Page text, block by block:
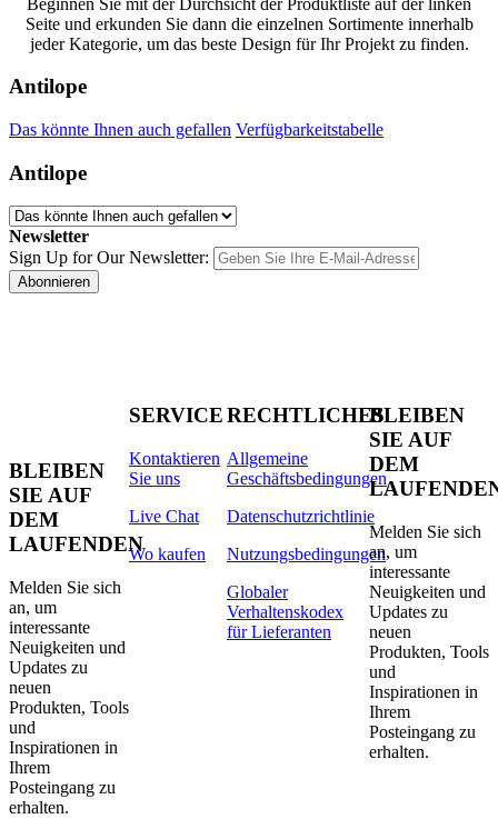
Seite und erkunden Sie dann die einzelnen Sortimente innerhalb
jeder Kategorie, um das beste Design für Ihr Projekt zu finden.
Antilope
Das könnte Ihnen auch gefallen Verfügbarkeitstabelle
Antilope
Newsletter
Sign Up for Our Newsletter:
Abonnieren
BLEIBEN
SIE AUF
DEM
LAUFENDEN
Melden Sie sich
an, um
interessante
Neuigkeiten und
Updates zu
neuen
Produkten, Tools
und
Inspirationen in
Ihrem
Posteingang zu
erhalten.
SERVICE
Kontaktieren
Sie uns
Live Chat
Wo kaufen
RECHTLICHES
Allgemeine
Geschäftsbedingungen
Datenschutzrichtlinie
Nutzungsbedingungen
Globaler
Verhaltenskodex
für Lieferanten
BLEIBEN
SIE AUF
DEM
Melden Sie sich
an, um
interessante
Neuigkeiten und
Updates zu
neuen
Produkten, Tools
und
Inspirationen in
Ihrem
Posteingang zu
erhalten.